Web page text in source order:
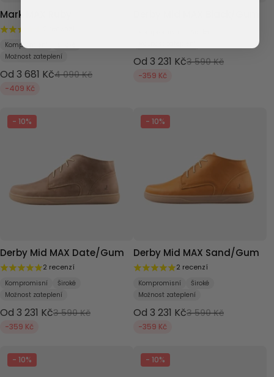
Mark MAX Ruby
Kompromisní
Možnost zateplení
Od 3 681 Kč4 090 Kč
-409 Kč
Od 3 231 Kč3 590 Kč
-359 Kč
- 10%
Derby Mid MAX Date/Gum
2 recenzí
Kompromisní
Široké
Možnost zateplení
Od 3 231 Kč3 590 Kč
-359 Kč
- 10%
Derby Mid MAX Sand/Gum
2 recenzí
Kompromisní
Široké
Možnost zateplení
Od 3 231 Kč3 590 Kč
-359 Kč
- 10% - 10%